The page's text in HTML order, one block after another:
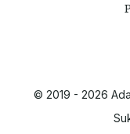
© 2019 - 2026